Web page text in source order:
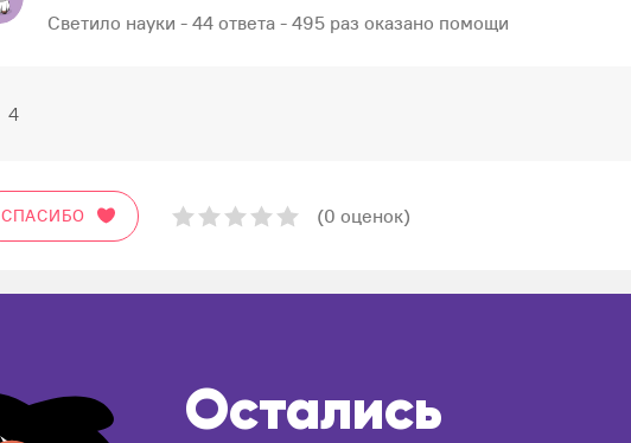
Светило науки - 44 ответа - 495 раз оказано помощи
4
СПАСИБО (0 оценок)
Остались